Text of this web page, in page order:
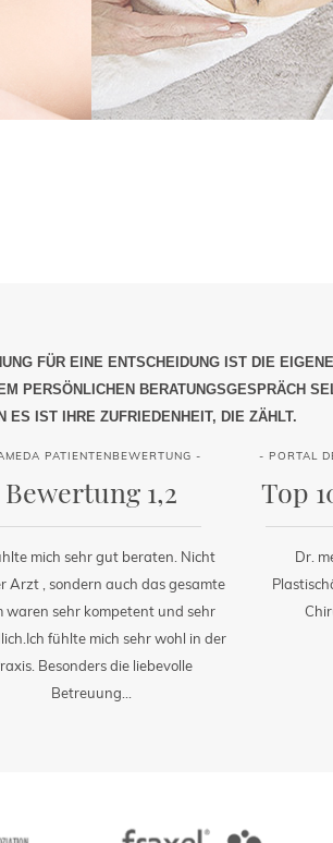
FÜR EINE ENTSCHEIDUNG IST DIE
PERSÖNLICHEN BERATUNGSGESPRÄCH
ES IST IHRE ZUFRIEDENHEIT, DIE ZÄHLT.
PATIENTENBEWERTUNG -
Bewertung 1,2
mich sehr gut beraten. Nicht
Arzt , sondern auch das gesamte
waren sehr kompetent und sehr
fühlte mich sehr wohl in der
Besonders die liebevolle
Betreuung...
- PORTAL
Top
Dr.